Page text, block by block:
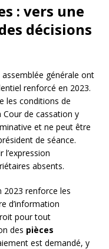
: vers une
décisions
générale ont
renforcé en 2023.
les conditions de
Cour de cassation y
et ne peut être
de séance.
absents.
2023 renforce les
d’information
pour tout
des pièces
est demandé, y